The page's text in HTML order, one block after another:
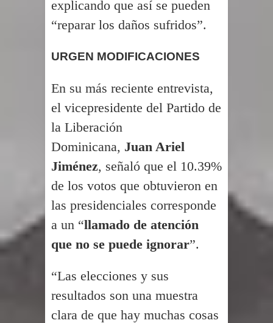
explicando que así se pueden
“reparar los daños sufridos”.
URGEN MODIFICACIONES
En su más reciente entrevista,
el vicepresidente del Partido de
la Liberación
Dominicana, Juan Ariel
Jiménez, señaló que el 10.39%
de los votos que obtuvieron en
las presidenciales corresponde
a un “llamado de atención
que no se puede ignorar”.
“Las elecciones y sus
resultados son una muestra
clara de que hay muchas cosas